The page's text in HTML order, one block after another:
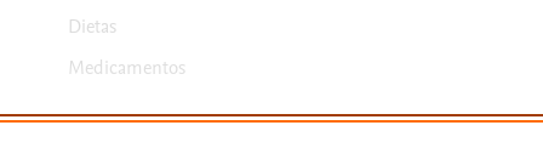
Dietas
Medicamentos